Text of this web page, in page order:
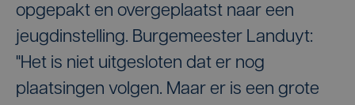
opgepakt en overgeplaatst naar een
jeugdinstelling. Burgemeester Landuyt:
"Het is niet uitgesloten dat er nog
plaatsingen volgen. Maar er is een grote